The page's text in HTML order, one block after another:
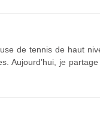
de tennis de haut
Aujourd’hui, je